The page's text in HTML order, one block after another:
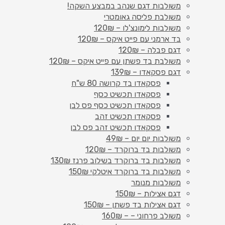
משולבות דגם שנהב במבצע השקה!
משולבת פליסה גאומטרי
משולבות לימונצ'לו – 120₪
בד ארמני עם פייט איקס – 120₪
דגם פבלה – 120₪
משולבת בד פשתן עם פייט איקס – 120₪
דגם פסקאדו – 139₪
פסקאדו בד קרושה 80 ש"ח
פסקאדו תכשיט כסף
פסקאדו תכשיט כסף פס לבן
פסקאדו תכשיט זהב
פסקאדו תכשיט זהב פס לבן
משולבות יום יום – 49₪
משולבות בד ברוקרד – 120₪
משולבות בד ברוקרד בשילוב פרנז 130₪
משולבות בד ברוקרד איטלקי 150₪
משולבות מנומר
דגם אצילות – 150₪
דגם אצילות בד פשתן – 150₪
משולב פרחוני – – 160₪